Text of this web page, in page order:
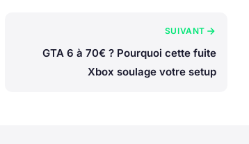
SUIVANT
GTA 6 à 70€ ? Pourquoi cette fuite
Xbox soulage votre setup